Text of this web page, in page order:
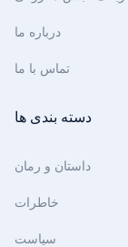
درباره ما
تماس با ما
دسته بندی ها
داستان و رمان
خاطرات
سیاست